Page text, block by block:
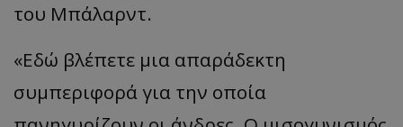
του Μπάλαρντ.
«Εδώ βλέπετε μια απαράδεκτη
συμπεριφορά για την οποία